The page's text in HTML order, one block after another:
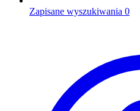
Zapisane wyszukiwania 0